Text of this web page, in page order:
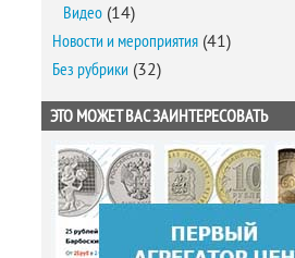
Видео (14)
Новости и мероприятия (41)
Без рубрики (32)
ЭТО МОЖЕТ ВАС ЗАИНТЕРЕСОВАТЬ